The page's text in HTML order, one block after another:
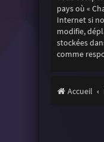
pays où «
Internet si
modifie,
stockées
comme
Accueil